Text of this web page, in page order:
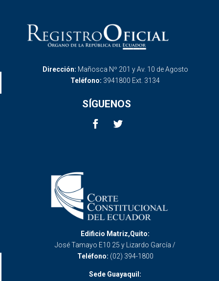
Dirección: Mañosca Nº 201 y Av. 10 de Agosto
Teléfono: 3941800 Ext. 3134
SÍGUENOS
Edificio Matriz,Quito:
José Tamayo E10 25 y Lizardo García /
Teléfono: (02) 394-1800
Sede Guayaquil: